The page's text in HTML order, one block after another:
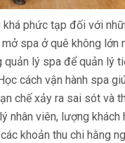
khá phức tạp đối với
spa ở quê không lớn
quản lý spa để quản lý
cách vận hành spa
chế xảy ra sai sót và
nhân viên, lượng khách
khoản thu chi hằng